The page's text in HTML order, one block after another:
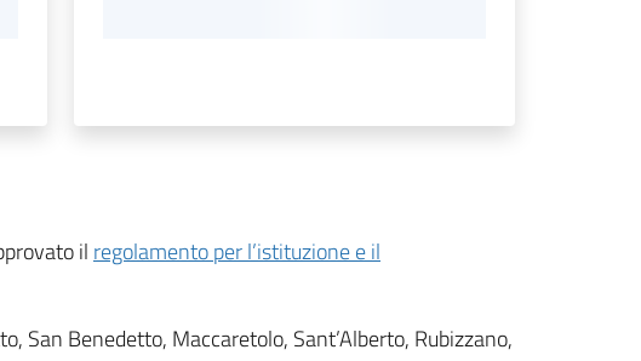
il regolamento per l’istituzione e il
San Benedetto, Maccaretolo, Sant’Alberto, Rubizzano,